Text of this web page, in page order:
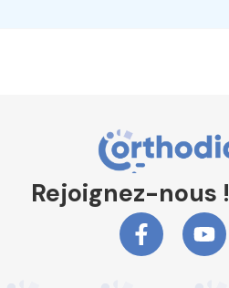
Rejoignez-nous !